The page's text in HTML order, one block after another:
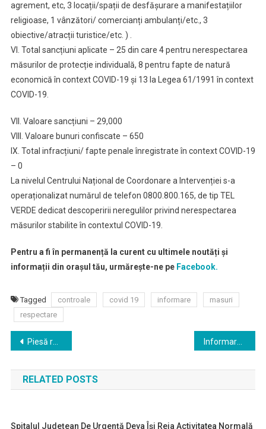
agrement, etc, 3 locații/spații de desfășurare a manifestațiilor
religioase, 1 vânzători/ comercianți ambulanți/etc., 3
obiective/atracții turistice/etc. ) .
VI. Total sancțiuni aplicate – 25 din care 4 pentru nerespectarea
măsurilor de protecție individuală, 8 pentru fapte de natură
economică în context COVID-19 și 13 la Legea 61/1991 în context
COVID-19.
VII. Valoare sancțiuni – 29,000
VIII. Valoare bunuri confiscate – 650
IX. Total infracțiuni/ fapte penale înregistrate în context COVID-19
– 0
La nivelul Centrului Național de Coordonare a Intervenției s-a
operaționalizat numărul de telefon 0800.800.165, de tip TEL
VERDE dedicat descoperirii neregulilor privind nerespectarea
măsurilor stabilite în contextul COVID-19.
Pentru a fi în permanență la curent cu ultimele noutăți și
informații din orașul tău, urmărește-ne peFacebook.
Tagged controale covid 19 informare
masuri
respectare
Navigare
în
articole
Piesă restaurată
RELATED POSTS
Spitalul Județean De Urgență Deva Își Reia Activitatea Normală